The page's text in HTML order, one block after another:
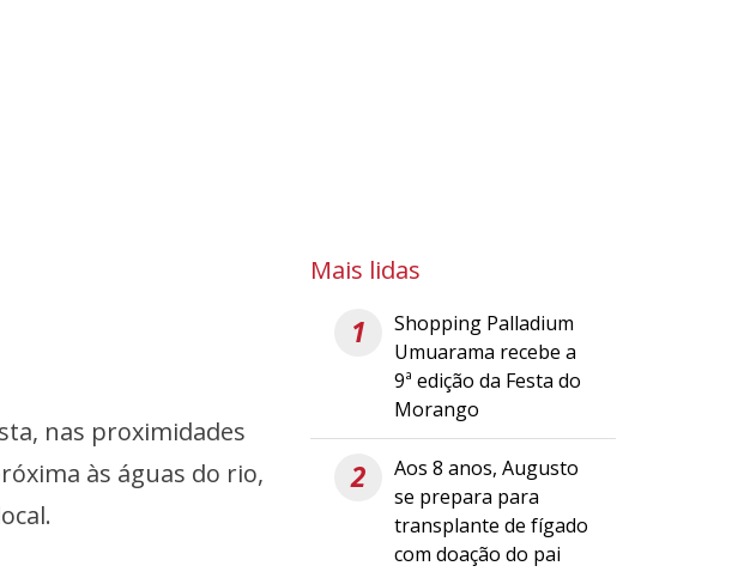
nas proximidades
às águas do rio,
Mais lidas
1
Shopping Palladium
Umuarama recebe a
9ª edição da Festa do
Morango
2
Aos 8 anos, Augusto
se prepara para
transplante de fígado
com doação do pai